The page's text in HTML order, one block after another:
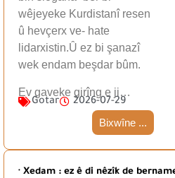
wêjeyeke Kurdistanî resen
û hevçerx ve- hate
lidarxistin.Û ez bi şanazî
wek endam beşdar bûm.
Ev gaveke girîng e ji…
Gotar 2026-07-29
Bixwîne ...
· Xedam : ez ê di nêzîk de